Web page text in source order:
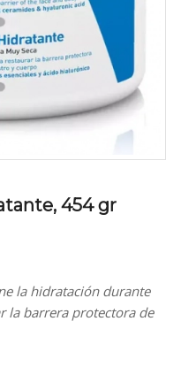
454 gr
la hidratación durante
la barrera protectora de